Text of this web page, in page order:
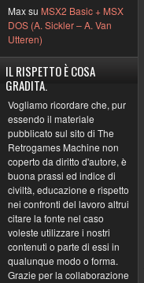
Max su MSX2 Basic + MSX
DOS (A. Sickler – A. Van
Utteren)
IL RISPETTO È COSA
GRADITA.
Vogliamo ricordare che, pur
essendo il materiale
pubblicato sul sito di The
Retrogames Machine non
coperto da diritto d'autore, è
buona prassi ed indice di
civiltà, educazione e rispetto
nei confronti del lavoro altrui
citare la fonte nel caso
voleste utilizzare i nostri
contenuti o parte di essi in
qualunque modo o forma.
Grazie per la collaborazione